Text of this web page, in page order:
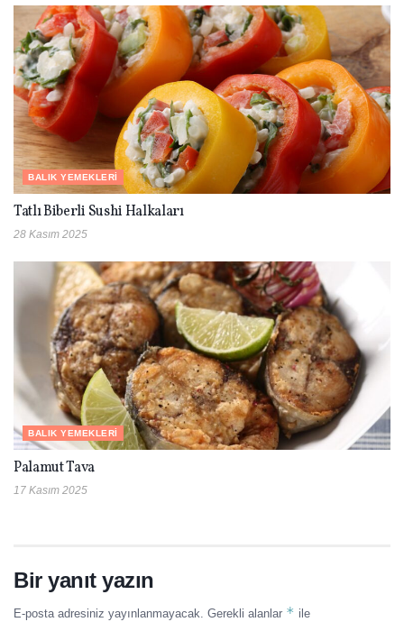
BALIK YEMEKLERI
Tatlı Biberli Sushi Halkaları
28 Kasım 2025
BALIK YEMEKLERI
Palamut Tava
17 Kasım 2025
Bir yanıt yazın
E-posta adresiniz yayınlanmayacak. Gerekli alanlar * ile